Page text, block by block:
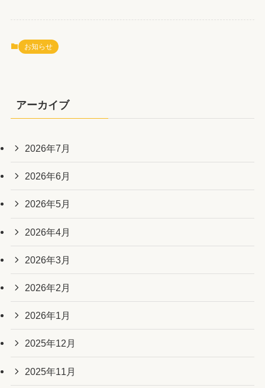
お知らせ
アーカイブ
2026年7月
2026年6月
2026年5月
2026年4月
2026年3月
2026年2月
2026年1月
2025年12月
2025年11月